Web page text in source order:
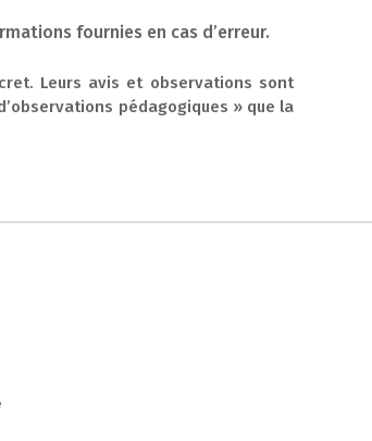
fournies en cas d’erreur.
Leurs avis et observations sont
pédagogiques » que la